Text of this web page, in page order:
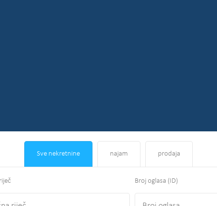
Sve nekretnine najam prodaja
Broj oglasa (ID)